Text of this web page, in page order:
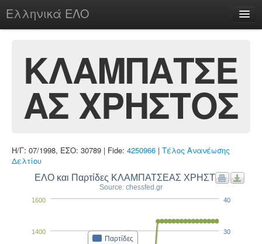
Ελληνικά ΕΛΟ
chesstu.be @ discord
Login
ΚΛΑΜΠΑΤΣΕ
ΑΣ ΧΡΗΣΤΟΣ
Η/Γ: 07/1998, ΕΣΟ: 30789 | Fide: 4250966 | Τέλος Ανανέωσης
Δελτίου
ΕΛΟ και Παρτίδες ΚΛΑΜΠΑΤΣΕΑΣ ΧΡΗΣΤΟΣ
Source: chessfed.gr
Παρτίδες
1400
1600
30
40